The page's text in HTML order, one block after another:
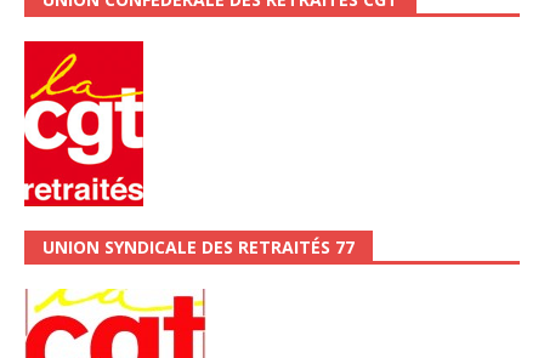
UNION SYNDICALE DES RETRAITÉS 77